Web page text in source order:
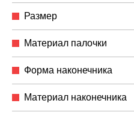
Размер
Материал палочки
Форма наконечника
Материал наконечника